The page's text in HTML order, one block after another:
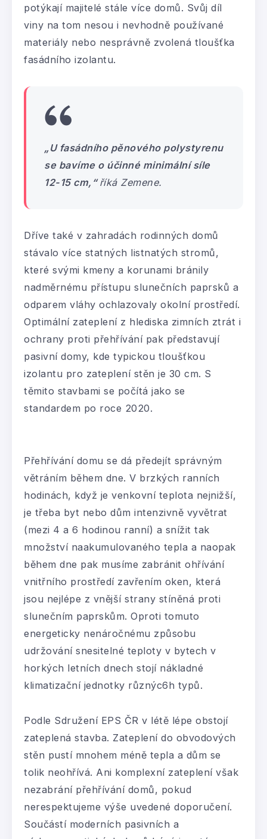
potýkají majitelé stále více domů. Svůj díl
viny na tom nesou i nevhodně používané
materiály nebo nesprávně zvolená tloušťka
fasádního izolantu.
„U fasádního pěnového polystyrenu
se bavíme o účinné minimální síle
12-15 cm,“říká Zemene.
Dříve také v zahradách rodinných domů
stávalo více statných listnatých stromů,
které svými kmeny a korunami bránily
nadměrnému přístupu slunečních paprsků a
odparem vláhy ochlazovaly okolní prostředí.
Optimální zateplení z hlediska zimních ztrát i
ochrany proti přehřívání pak představují
pasivní domy, kde typickou tloušťkou
izolantu pro zateplení stěn je 30 cm. S
těmito stavbami se počítá jako se
standardem po roce 2020.
Přehřívání domu se dá předejít správným
větráním během dne. V brzkých ranních
hodinách, když je venkovní teplota nejnižší,
je třeba byt nebo dům intenzivně vyvětrat
(mezi 4 a 6 hodinou ranní) a snížit tak
množství naakumulovaného tepla a naopak
během dne pak musíme zabránit ohřívání
vnitřního prostředí zavřením oken, která
jsou nejlépe z vnější strany stíněná proti
slunečním paprskům. Oproti tomuto
energeticky nenáročnému způsobu
udržování snesitelné teploty v bytech v
horkých letních dnech stojí nákladné
klimatizační jednotky různýc6h typů.
Podle Sdružení EPS ČR v létě lépe obstojí
zateplená stavba. Zateplení do obvodových
stěn pustí mnohem méně tepla a dům se
tolik neohřívá. Ani komplexní zateplení však
nezabrání přehřívání domů, pokud
nerespektujeme výše uvedené doporučení.
Součástí moderních pasivních a